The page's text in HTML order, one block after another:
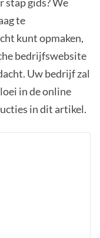
te
kunt opmaken,
bedrijfswebsite
Uw bedrijf zal
in de online
in dit artikel.